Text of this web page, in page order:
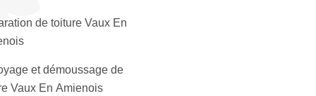
de toiture Vaux En
et démoussage de
Vaux En Amienois